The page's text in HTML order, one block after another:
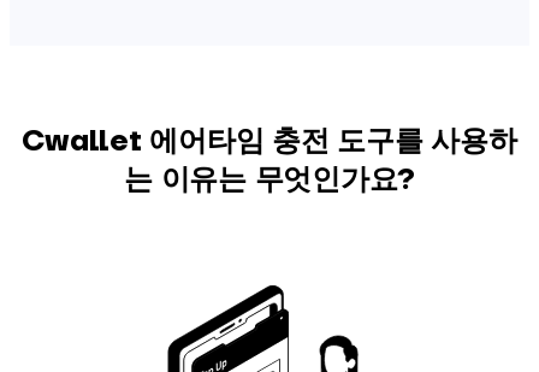
Cwallet 에어타임 충전 도구를 사용하
는 이유는 무엇인가요?